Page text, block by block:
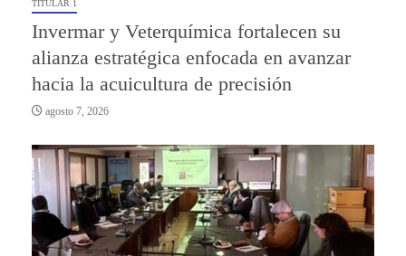
TITULAR 1
Invermar y Veterquímica fortalecen su
alianza estratégica enfocada en avanzar
hacia la acuicultura de precisión
agosto 7, 2026